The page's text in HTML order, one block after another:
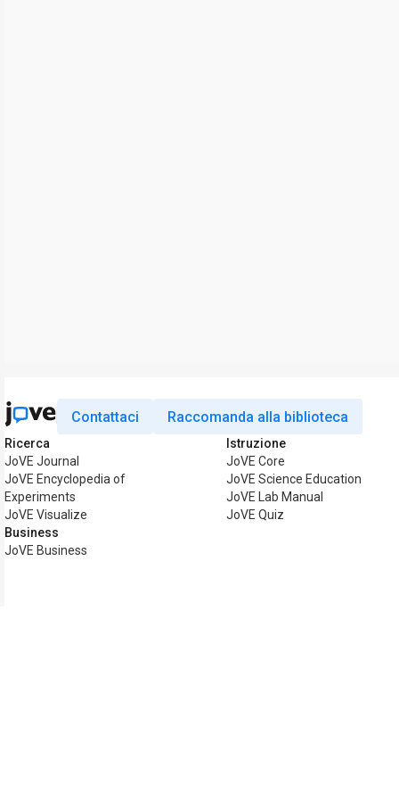
Contattaci Raccomanda alla biblioteca
Ricerca
JoVE Journal
JoVE Encyclopedia of
Experiments
JoVE Visualize
Business
JoVE Business
Istruzione
JoVE Core
JoVE Science Education
JoVE Lab Manual
JoVE Quiz